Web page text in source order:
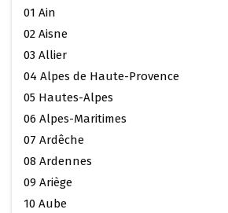
01 Ain
02 Aisne
03 Allier
04 Alpes de Haute-Provence
05 Hautes-Alpes
06 Alpes-Maritimes
07 Ardêche
08 Ardennes
09 Ariège
10 Aube